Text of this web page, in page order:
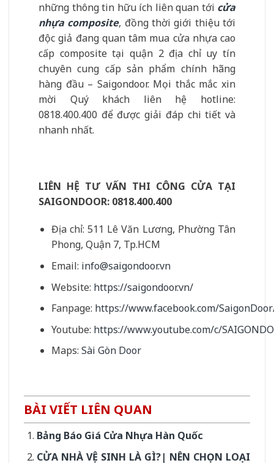
những thông tin hữu ích liên quan tới cửa
nhựa composite, đồng thời giới thiệu tới
độc giả đang quan tâm mua cửa nhựa cao
cấp composite tại quận 2 địa chỉ uy tín
chuyên cung cấp sản phẩm chính hãng
hàng đầu – Saigondoor. Mọi thắc mắc xin
mời Quý khách liên hệ hotline:
0818.400.400 để được giải đáp chi tiết và
nhanh nhất.
LIÊN HỆ TƯ VẤN THI CÔNG CỬA TẠI
SAIGONDOOR: 0818.400.400
Địa chỉ: 511 Lê Văn Lương, Phường Tân
Phong, Quận 7, Tp.HCM
Email: info@saigondoor.vn
Website: https://saigondoor.vn/
Fanpage: https://www.facebook.com/
Youtube: https://www.youtube.com/c/
Maps: Sài Gòn Door
BÀI VIẾT LIÊN QUAN
Bảng Báo Giá Cửa Nhựa Hàn Quốc
CỬA NHÀ VỆ SINH LÀ GÌ?| NÊN CHỌN LOẠI